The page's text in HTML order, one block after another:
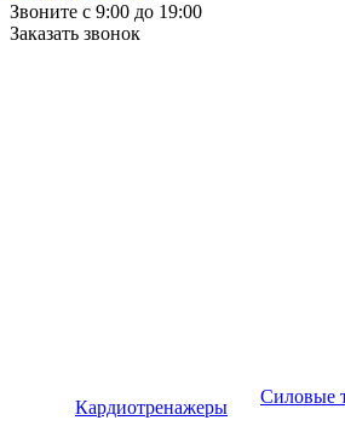
Звоните с 9:00 до 19:00
Заказать звонок
Кардиотренажеры
Силовые